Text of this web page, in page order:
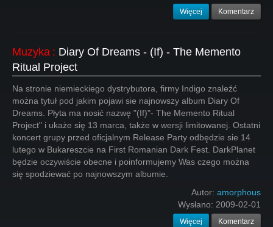
Więcej Komentarz
Muzyka : Diary Of Dreams - (If) - The Memento
Ritual Project
Na stronie niemieckiego dystrybutora, firmy Indigo znaleźć
można tytuł pod jakim pojawi sie najnowszy album Diary Of
Dreams. Płyta ma nosić nazwę "(If)"- The Memento Ritual
Project" i ukaże się 13 marca, także w wersji limitowanej. Ostatni
koncert grupy przed oficjalnym Release Party odbędzie sie 14
lutego w Bukareszcie na First Romanian Dark Fest. DarkPlanet
będzie oczywiście obecne i poinformujemy Was czego można
się spodziewać po najnowszym albumie.
Autor: amorphous
Wysłano: 2009-02-01
Więcej Komentarz